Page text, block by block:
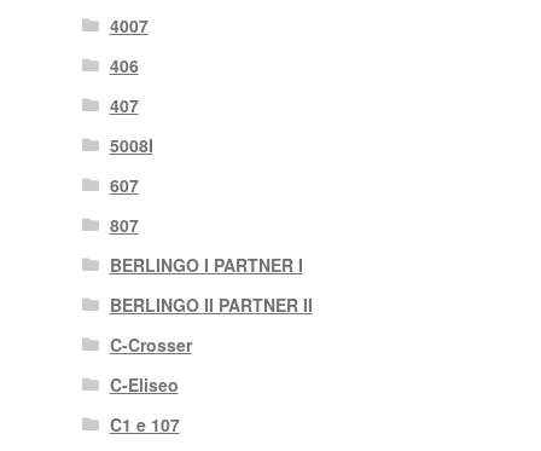
4007
406
407
5008I
607
807
BERLINGO I PARTNER I
BERLINGO II PARTNER II
C-Crosser
C-Eliseo
C1 e 107